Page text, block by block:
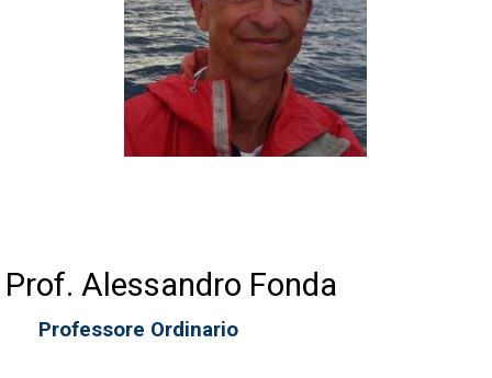
Prof. Alessandro Fonda
Professore Ordinario